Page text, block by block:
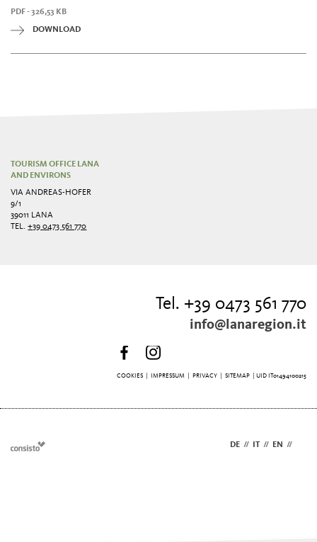
PDF - 326,53 KB
DOWNLOAD
TOURISM OFFICE LANA
AND ENVIRONS
VIA ANDREAS-HOFER
9/1
39011 LANA
TEL.+39 0473 561 770
Tel. +39 0473 561 770
info@lanaregion.it
COOKIES| IMPRESSUM| PRIVACY| SITEMAP | UID IT01494100215
DE // IT // EN //